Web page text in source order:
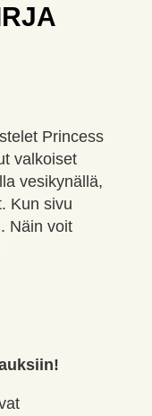
Princess
valkoiset
vesikynällä,
Kun sivu
Näin voit